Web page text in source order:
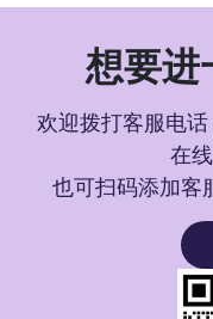
想要进
欢迎拨打客服电
在
也可扫码添加客